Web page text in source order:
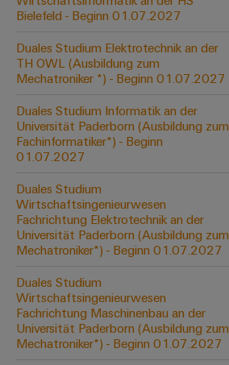
Abwasseraufbereitung
für
die
Wasser-
Abwasserindustrie
Wasserstoff
Wasserstoff
Schlüsseltechnologie
für
die
Energiewende
Effizienter
Betrieb
von
Windparks
Werkzeuge
Automaten
Software
Markierer
Industriedrucker
Cabinet
Infrastructure
Assemblierungsservice
Bestückte
Klemmenleisten
Bielefeld - Beginn 01.07.2027
Duales Studium Elektrotechnik an der
TH OWL (Ausbildung zum
Mechatroniker *) - Beginn 01.07.2027
Duales Studium Informatik an der
Universität Paderborn (Ausbildung zum
Fachinformatiker*) - Beginn
01.07.2027
Duales Studium
Wirtschaftsingenieurwesen
Fachrichtung Elektrotechnik an der
Universität Paderborn (Ausbildung zum
Mechatroniker*) - Beginn 01.07.2027
Duales Studium
Wirtschaftsingenieurwesen
Fachrichtung Maschinenbau an der
Universität Paderborn (Ausbildung zum
Mechatroniker*) - Beginn 01.07.2027